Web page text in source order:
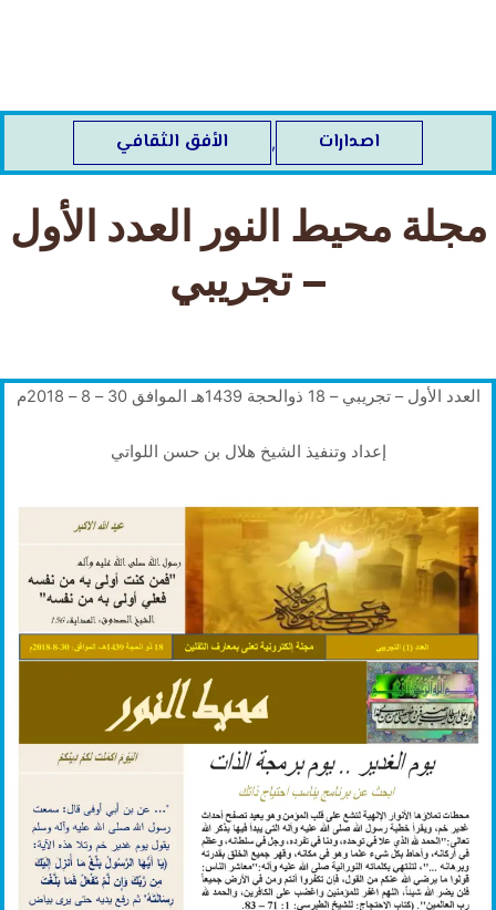
اصدارات , الأفق الثقافي
مجلة محيط النور العدد الأول
– تجريبي
العدد الأول – تجريبي – 18 ذوالحجة 1439هـ الموافق 30 – 8 – 2018م
إعداد وتنفيذ الشيخ هلال بن حسن اللواتي